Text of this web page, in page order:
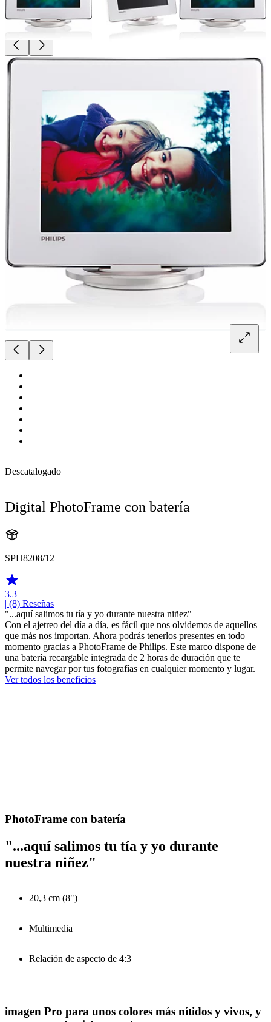
Descatalogado
Digital PhotoFrame con batería
SPH8208/12
3.3
| (8) Reseñas
"...aquí salimos tu tía y yo durante nuestra niñez"
Con el ajetreo del día a día, es fácil que nos olvidemos de aquellos
que más nos importan. Ahora podrás tenerlos presentes en todo
momento gracias a PhotoFrame de Philips. Este marco dispone de
una batería recargable integrada de 2 horas de duración que te
permite navegar por tus fotografías en cualquier momento y lugar.
Ver todos los beneficios
PhotoFrame con batería
"...aquí salimos tu tía y yo durante
nuestra niñez"
20,3 cm (8")
Multimedia
Relación de aspecto de 4:3
imagen Pro para unos colores más nítidos y vivos, y